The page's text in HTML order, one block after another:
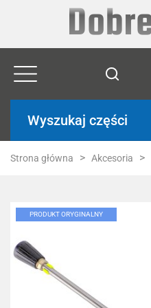
Wyszukaj części
Strona główna Akcesoria
PRODUKT ORYGINALNY